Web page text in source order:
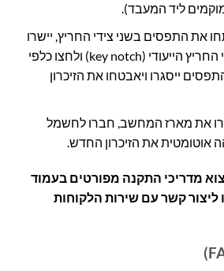
ליד המעבד).
את התפסים בשני צידי החריץ, יישרו
את מודול הזיכרון לפי החריץ הייעודי (key notch) ולחצו כלפי
ייסגרו ויאבטחו את הזיכרון
את מארז המחשב, חברו לחשמל
אוטומטית את הזיכרון החדש.
מדריכי התקנה מפורטים בעמוד
ליצור קשר עם שירות הלקוחות